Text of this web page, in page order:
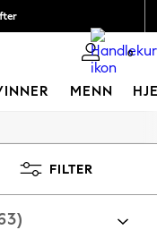
Klarna 0
MENN
FILTER